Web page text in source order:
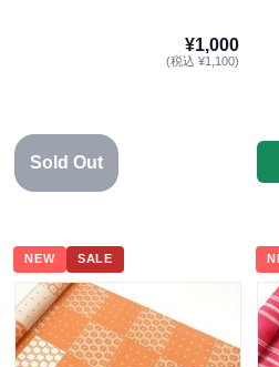
¥1,000
(税込 ¥1,100)
Sold Out
NEW SALE